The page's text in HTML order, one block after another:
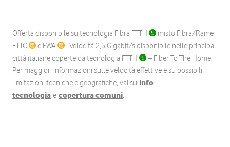
Offerta disponibile su tecnologia Fibra FTTH
misto Fibra/Rame
FTTC
e FWA
. Velocità 2,5 Gigabit/s disponibile nelle principali
città italiane coperte da tecnologia FTTH
– Fiber To The Home.
Per maggiori informazioni sulle velocità effettive e su possibili
limitazioni tecniche e geografiche, vai su info
tecnologia e copertura comuni.